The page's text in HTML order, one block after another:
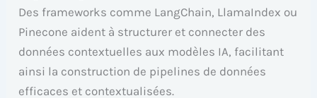
Des frameworks comme LangChain, LlamaIndex ou
Pinecone aident à structurer et connecter des
données contextuelles aux modèles IA, facilitant
ainsi la construction de pipelines de données
efficaces et contextualisées.